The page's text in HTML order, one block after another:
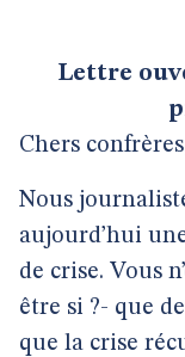
Lettre
Chers
Nous
aujourd’hui
de crise. Vous
être si ?- que
que la crise